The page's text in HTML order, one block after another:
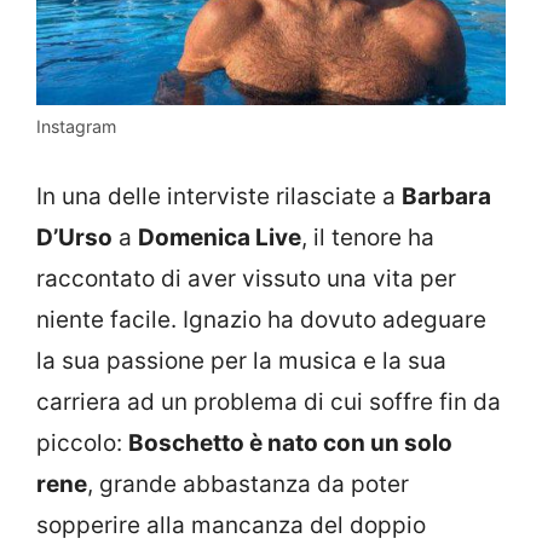
Instagram
In una delle interviste rilasciate a Barbara
D’Urso a Domenica Live, il tenore ha
raccontato di aver vissuto una vita per
niente facile. Ignazio ha dovuto adeguare
la sua passione per la musica e la sua
carriera ad un problema di cui soffre fin da
piccolo: Boschetto è nato con un solo
rene, grande abbastanza da poter
sopperire alla mancanza del doppio